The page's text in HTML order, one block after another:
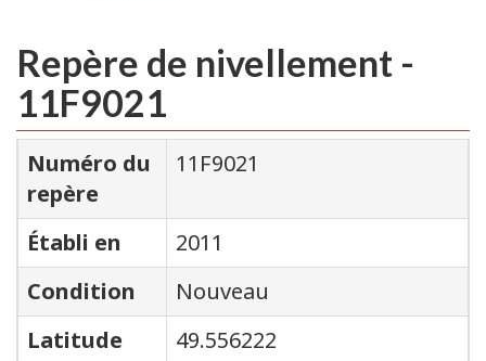
Repère de nivellement -
11F9021
Numéro du
repère
11F9021
Établi en
2011
Condition
Nouveau
Latitude
49.556222